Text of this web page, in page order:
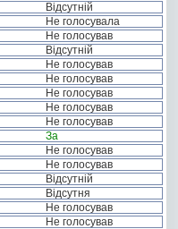
Відсутній
Не голосувала
Не голосував
Відсутній
Не голосував
Не голосував
Не голосував
Не голосував
Не голосував
За
Не голосував
Не голосував
Відсутній
Відсутня
Не голосував
Не голосував